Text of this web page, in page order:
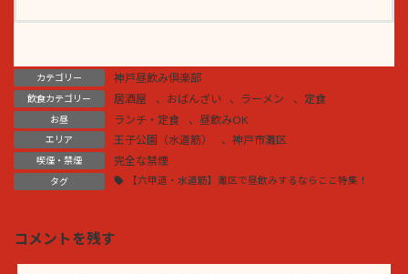
カテゴリー 神戸昼飲み倶楽部
飲食カテゴリー 居酒屋 、 おばんざい 、 ラーメン 、 定食
お昼 ランチ・定食 、 昼飲みOK
エリア 王子公園（水道筋） 、 神戸市灘区
喫煙・禁煙 完全な禁煙
タグ 【六甲道・水道筋】灘区で昼飲みするならここ特集！
コメントを残す